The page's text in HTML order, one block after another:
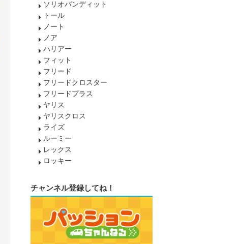
ソリオバンディット
トール
ノート
ノア
ハリアー
フィット
フリード
フリードクロスター
フリードプラス
ヤリス
ヤリスクロス
ライズ
ルーミー
レックス
ロッキー
チャンネル登録してね！